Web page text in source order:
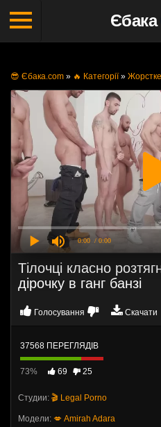
Єбака
😎 Єбака.com » 🔥 Категорії» Жорстке
0:00 / 0:00
Тілочці класно
дірочку в ганг банзі
Голосування Скачати
37568 ПЕРЕГЛЯДІВ
73% 69 25
Студии: 🎬 Legal Porno
Модели: 💋 Amirah Adara